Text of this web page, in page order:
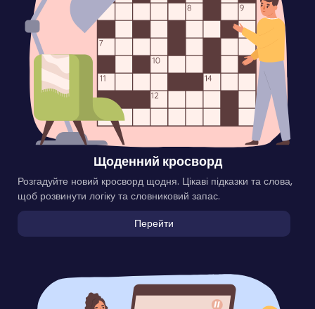
Щоденний кросворд
Розгадуйте новий кросворд щодня. Цікаві підказки та слова,
щоб розвинути логіку та словниковий запас.
Перейти